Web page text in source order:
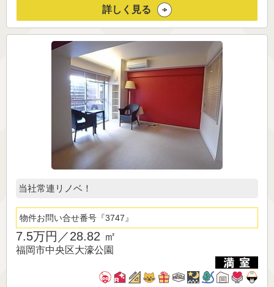
詳しく見る
当社常連リノベ！
物件お問い合せ番号 3747
7.5万円／28.82 ㎡
福岡市中央区大濠公園